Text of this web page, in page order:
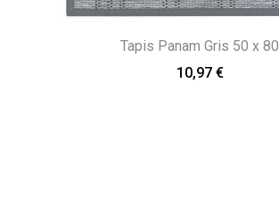
Tapis Panam Gris 50 x 80
10,97 €